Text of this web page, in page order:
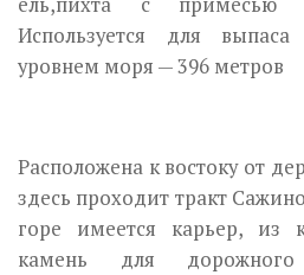
Используется для
уровнем моря — 396 метров
Расположена к востоку от
здесь проходит тракт
горе имеется карьер, из
камень для дорожного